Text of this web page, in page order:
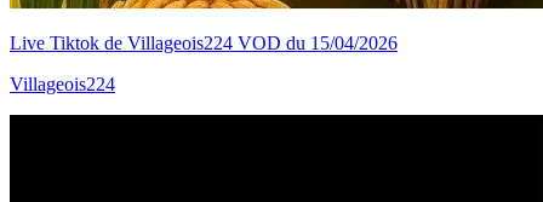
Live Tiktok de Villageois224 VOD du 15/04/2026
Villageois224